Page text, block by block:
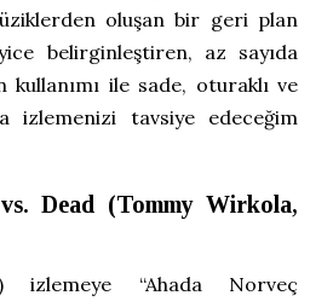
oluşan bir geri plan
belirginleştiren, az sayıda
kullanımı ile sade, oturaklı ve
izlemenizi tavsiye edeceğim
Dead (Tommy Wirkola,
izlemeye “Ahada Norveç